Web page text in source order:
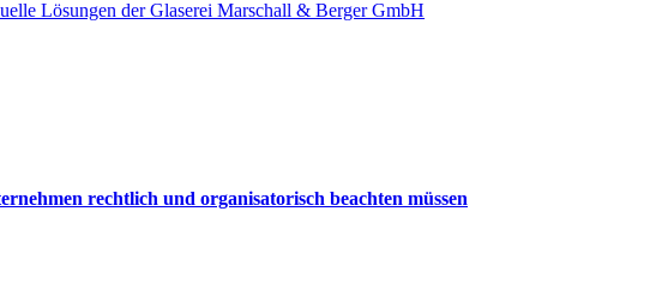
Lösungen der Glaserei Marschall & Berger GmbH
rechtlich und organisatorisch beachten müssen